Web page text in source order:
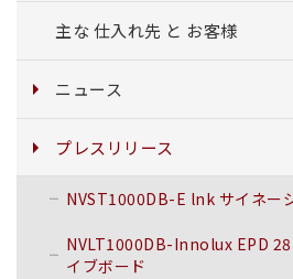
主な 仕入れ先 と お客様
ニュース
プレスリリース
NVST1000DB-E lnk サイネー
NVLT1000DB-Innolux EPD
イブボード